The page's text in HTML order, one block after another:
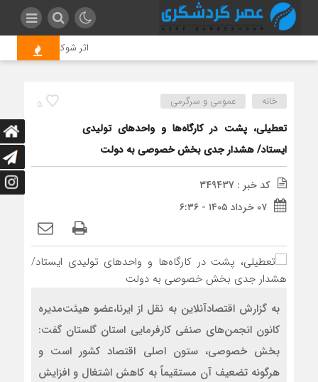
اثر شوک‌های اقتصادی در زنجیره
5 خانه عمومی و سرگرمی
تعطیلی، پشت در کارگاه‌ها و واحدهای تولیدی
ایستاد/ هشدار جدی بخش خصوصی به دولت
کد خبر : 349437
۰۷ خرداد ۱۴۰۵ - ۶:۳۶
به گزارش اقتصادآنلاین به نقل از ایرنا،عضو هیئت‌مدیره
کانون انجمن‌های صنفی کارفرمایی استان گلستان گفت:
بخش خصوصی، ستون اصلی اقتصاد کشور است و
هرگونه تضعیف آن مستقیماً به کاهش اشتغال و افزایش